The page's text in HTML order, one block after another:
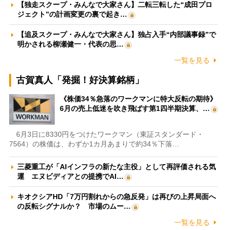
【独走スクープ・みんなで大家さん】二転三転した“成田プロ
ジェクト”の計画変更の裏で起き…
【追及スクープ・みんなで大家さん】独占入手“内部議事録”で
明かされる柳瀬健一・代表の思…
一覧を見る
古賀真人「発掘！好決算銘柄」
《株価34％急落のワークマンに特大反転の期待》
6月の売上低迷を吹き飛ばす第1四半期決算、…
6月3日に8330円をつけたワークマン（東証スタンダード・
7564）の株価は、わずか1カ月あまりで約34％下落…
三菱重工が「AIインフラの新たな主役」として再評価される気
運 エヌビディアとの提携でAI…
キオクシアHD「7万円割れからの急反発」は再びの上昇局面へ
の反転シグナルか？ 市場のムー…
一覧を見る